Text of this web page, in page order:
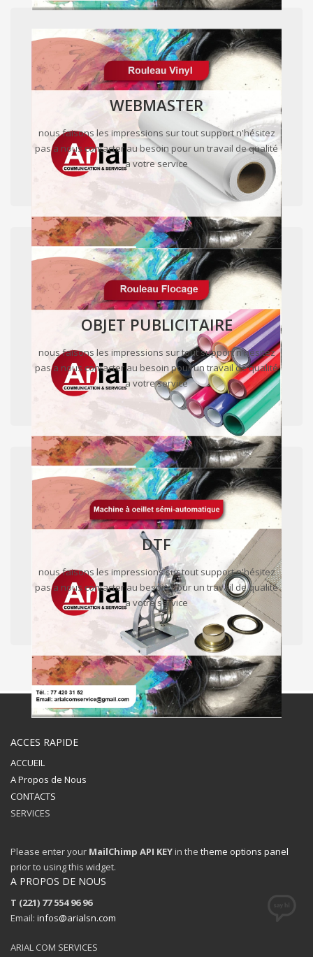
WEBMASTER
nous faisons les impressions sur tout support n'hésitez
pas a nous contacter au besoin pour un travail de qualité
a votre service
OBJET PUBLICITAIRE
nous faisons les impressions sur tout support n'hésitez
pas a nous contacter au besoin pour un travail de qualité
a votre service
DTF
nous faisons les impressions sur tout support n'hésitez
pas a nous contacter au besoin pour un travail de qualité
a votre service
ACCES RAPIDE
ACCUEIL
A Propos de Nous
CONTACTS
SERVICES
Please enter your MailChimp API KEY in the theme options panel
prior to using this widget.
A PROPOS DE NOUS
T (221) 77 554 96 96
Email: infos@arialsn.com
ARIAL COM SERVICES